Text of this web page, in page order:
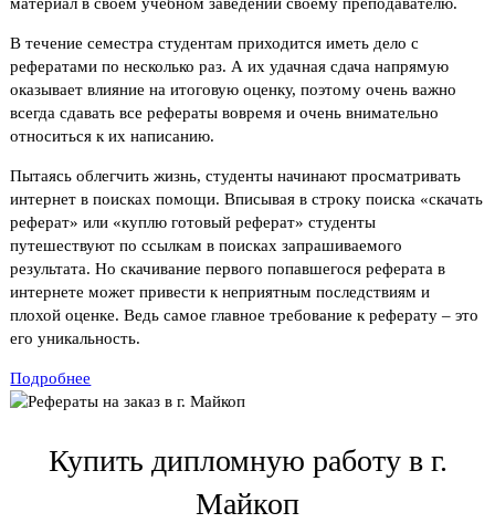
В течение семестра студентам приходится иметь дело с
рефератами по несколько раз. А их удачная сдача напрямую
оказывает влияние на итоговую оценку, поэтому очень важно
всегда сдавать все рефераты вовремя и очень внимательно
относиться к их написанию.
Пытаясь облегчить жизнь, студенты начинают просматривать
интернет в поисках помощи. Вписывая в строку поиска «скачать
реферат» или «куплю готовый реферат» студенты
путешествуют по ссылкам в поисках запрашиваемого
результата. Но скачивание первого попавшегося реферата в
интернете может привести к неприятным последствиям и
плохой оценке. Ведь самое главное требование к реферату – это
его уникальность.
Подробнее
Купить дипломную работу в г.
Майкоп